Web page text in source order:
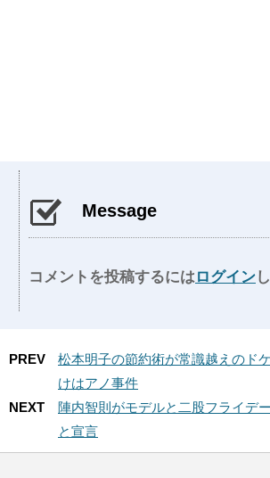
Message
コメントを投稿するにはログイン
PREV
松本明子の節約術が常識越えのド
けはアノ事件
NEXT
陣内智則がモデルと二股フライデ
と宣言